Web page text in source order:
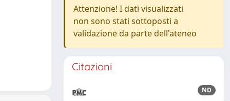
Attenzione! I dati visualizzati
non sono stati sottoposti a
validazione da parte dell'ateneo
Citazioni
ND